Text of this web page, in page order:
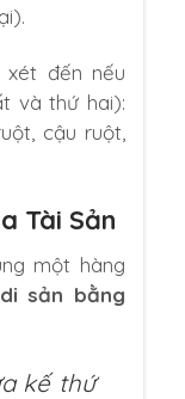
xét đến nếu
và thứ hai):
cậu ruột,
Tài Sản
một hàng
sản bằng
kế thứ